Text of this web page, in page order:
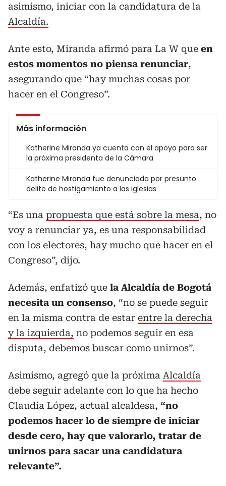
asimismo, iniciar con la candidatura de la
Alcaldía.
Ante esto, Miranda afirmó para La W que en
estos momentos no piensa renunciar,
asegurando que “hay muchas cosas por
hacer en el Congreso”.
Más información
Katherine Miranda ya cuenta con el apoyo para ser
la próxima presidenta de la Cámara
Katherine Miranda fue denunciada por presunto
delito de hostigamiento a las iglesias
“Es una propuesta que está sobre la mesa, no
voy a renunciar ya, es una responsabilidad
con los electores, hay mucho que hacer en el
Congreso”, dijo.
Además, enfatizó que la Alcaldía de Bogotá
necesita un consenso, “no se puede seguir
en la misma contra de estar entre la derecha
y la izquierda, no podemos seguir en esa
disputa, debemos buscar como unirnos”.
Asimismo, agregó que la próxima Alcaldía
debe seguir adelante con lo que ha hecho
Claudia López, actual alcaldesa, “no
podemos hacer lo de siempre de iniciar
desde cero, hay que valorarlo, tratar de
unirnos para sacar una candidatura
relevante”.